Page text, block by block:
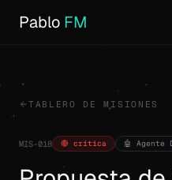
Pablo FM
TABLERO DE MISIONES
MIS-018 🔴 crítica 🤖